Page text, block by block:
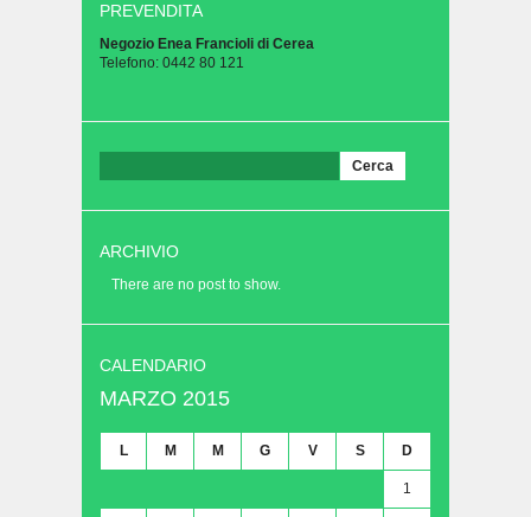
PREVENDITA
Negozio Enea Francioli di Cerea
Telefono: 0442 80 121
per:
ARCHIVIO
There are no post to show.
CALENDARIO
MARZO 2015
L M M G V S D
1